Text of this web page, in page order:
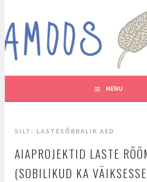
content
MUTUKAMOOS
ARENDAVAID TEGEVUSI LASTEGA
MENU
SILT: LASTESÕBRALIK AED
AIAPROJEKTID LASTE
(SOBILIKUD KA